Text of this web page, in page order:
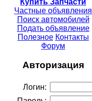
Купить Запчасти
Частные объявления
Поиск автомобилей
Подать объявление
Полезное Контакты
Форум
Авторизация
Логин: